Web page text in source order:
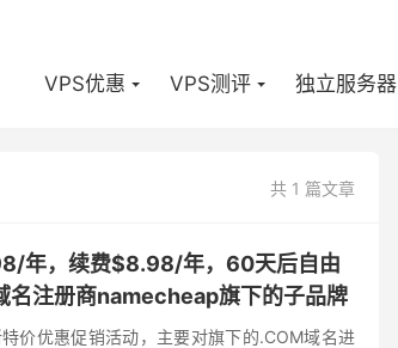
VPS优惠 VPS测评 独立服务器
共 1 篇文章
年，续费$8.98/年，60天后自由
名注册商namecheap旗下的子品牌
价优惠促销活动，主要对旗下的.COM域名进